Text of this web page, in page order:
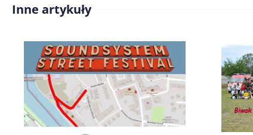
Zapamiętaj moje dane w
kolejnych komentarzy.
Inne artykuły